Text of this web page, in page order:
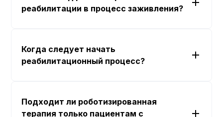
реабилитации в процесс заживления?
Когда следует начать
реабилитационный процесс?
Подходит ли роботизированная
терапия только пациентам с